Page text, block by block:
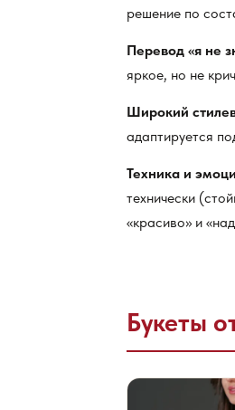
решение по
Перевод «я не
яркое, но не
Широкий
адаптируется
Техника и
технически
«красиво» и
Букеты